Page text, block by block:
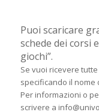
Puoi scaricare
schede dei corsi
giochi”.
Se vuoi ricevere
specificando il nome
Per informazioni o
scrivere a